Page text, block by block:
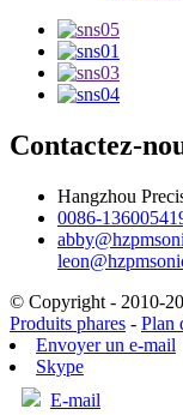
Contactez-
Hangzhou
0086-
© Copyright - 2010-
Produits phares - Plan
Envoyer un e-mail
Skype
E-mail